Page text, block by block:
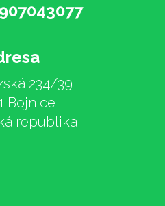
234/39
Bojnice
republika